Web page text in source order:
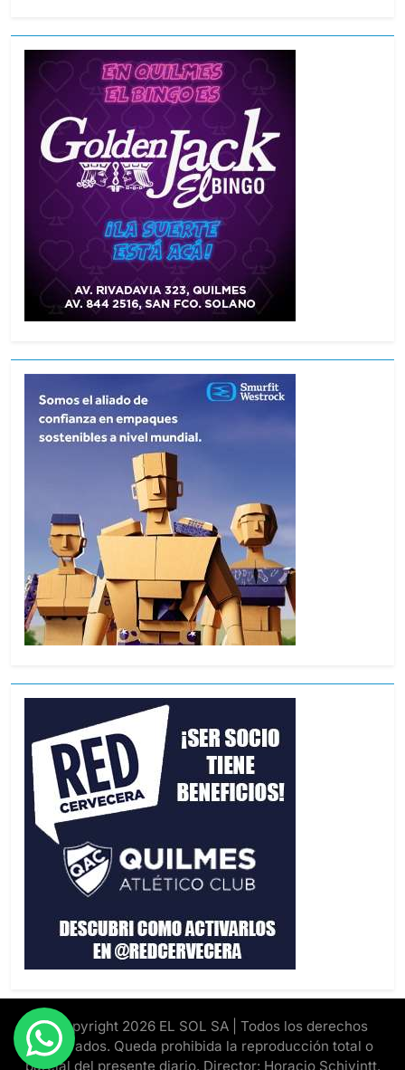
© Copyright 2026 EL SOL SA | Todos los derechos
reservados. Queda prohibida la reproducción total o
parcial del presente diario. Director: Horacio Schivintt.